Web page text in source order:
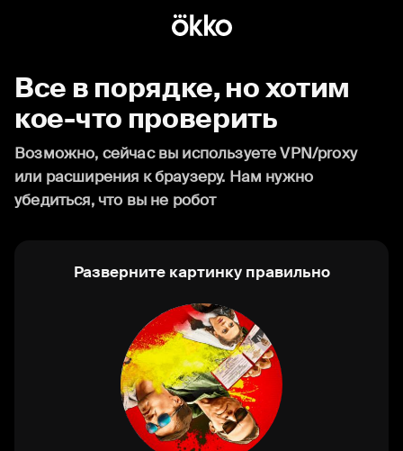
Все в порядке, но хотим
кое-что проверить
Возможно, сейчас вы используете VPN/proxy
или расширения к браузеру. Нам нужно
убедиться, что вы не робот
Разверните картинку правильно